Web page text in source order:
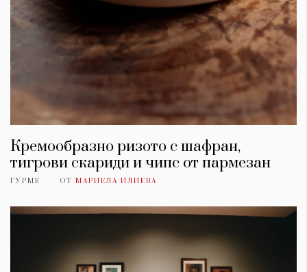
Кремообразно ризото с шафран,
тигрови скариди и чипс от пармезан
ГУРМЕ ОТ МАРИЕЛА ИЛИЕВА